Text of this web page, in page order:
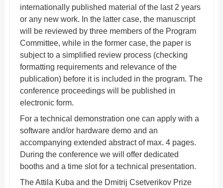
internationally published material of the last 2 years
or any new work. In the latter case, the manuscript
will be reviewed by three members of the Program
Committee, while in the former case, the paper is
subject to a simplified review process (checking
formatting requirements and relevance of the
publication) before it is included in the program. The
conference proceedings will be published in
electronic form.
For a technical demonstration one can apply with a
software and/or hardware demo and an
accompanying extended abstract of max. 4 pages.
During the conference we will offer dedicated
booths and a time slot for a technical presentation.
The Attila Kuba and the Dmitrij Csetverikov Prize